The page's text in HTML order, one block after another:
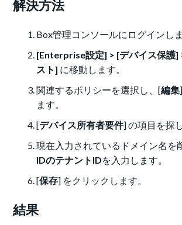
解決方法
Box管理コンソールにログインしま
[Enterprise設定] > [デバイス保護]
スト] に移動します。
関連するポリシーを選択し、[編集
ます。
[デバイス所有者要件] の項目を探
現在入力されているドメイン名を
IDのテナントIDを入力します。
[保存] をクリックします。
結果